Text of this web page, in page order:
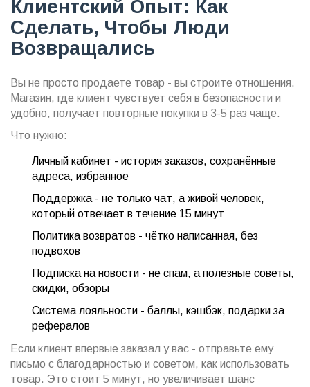
Клиентский Опыт: Как
Сделать, Чтобы Люди
Возвращались
Вы не просто продаете товар - вы строите отношения.
Магазин, где клиент чувствует себя в безопасности и
удобно, получает повторные покупки в 3-5 раз чаще.
Что нужно:
Личный кабинет - история заказов, сохранённые
адреса, избранное
Поддержка - не только чат, а живой человек,
который отвечает в течение 15 минут
Политика возвратов - чётко написанная, без
подвохов
Подписка на новости - не спам, а полезные советы,
скидки, обзоры
Система лояльности - баллы, кэшбэк, подарки за
рефералов
Если клиент впервые заказал у вас - отправьте ему
письмо с благодарностью и советом, как использовать
товар. Это стоит 5 минут, но увеличивает шанс